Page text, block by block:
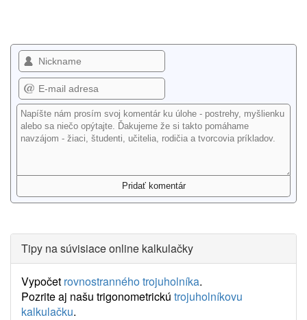
Tipy na súvisiace online kalkulačky
Vypočet rovnostranného trojuholníka.
Pozrite aj našu trigonometrickú trojuholníkovu
kalkulačku.